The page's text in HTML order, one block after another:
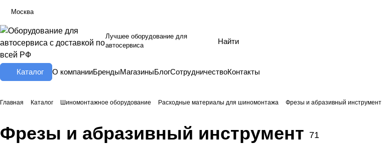
Москва
Лучшее оборудование для
автосервиса
Каталог О компанииБрендыМагазиныБлогСотрудничествоКонтакты
Главная Каталог Шиномонтажное оборудование Расходные материалы для шиномонтажа Фрезы и абразивный инструмент
Фрезы и абразивный инструмент 71